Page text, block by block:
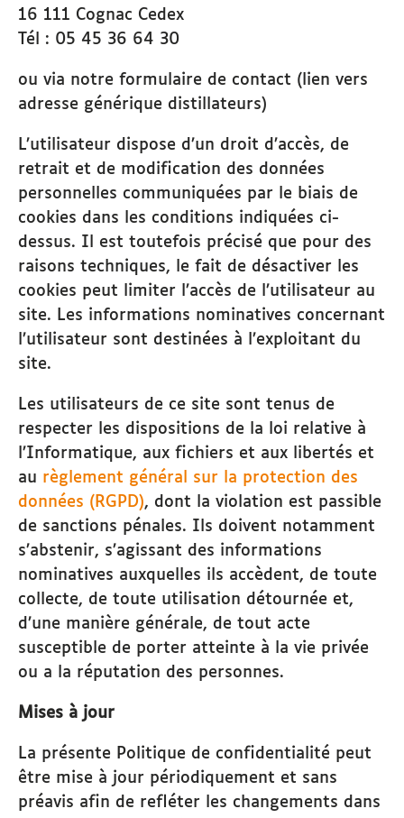
16 111 Cognac Cedex
Tél : 05 45 36 64 30
ou via notre formulaire de contact (lien vers
adresse générique distillateurs)
L’utilisateur dispose d’un droit d’accès, de
retrait et de modification des données
personnelles communiquées par le biais de
cookies dans les conditions indiquées ci-
dessus. Il est toutefois précisé que pour des
raisons techniques, le fait de désactiver les
cookies peut limiter l’accès de l’utilisateur au
site. Les informations nominatives concernant
l’utilisateur sont destinées à l’exploitant du
site.
Les utilisateurs de ce site sont tenus de
respecter les dispositions de la loi relative à
l’Informatique, aux fichiers et aux libertés et
au règlement général sur la protection des
données (RGPD), dont la violation est passible
de sanctions pénales. Ils doivent notamment
s’abstenir, s’agissant des informations
nominatives auxquelles ils accèdent, de toute
collecte, de toute utilisation détournée et,
d’une manière générale, de tout acte
susceptible de porter atteinte à la vie privée
ou a la réputation des personnes.
Mises à jour
La présente Politique de confidentialité peut
être mise à jour périodiquement et sans
préavis afin de refléter les changements dans